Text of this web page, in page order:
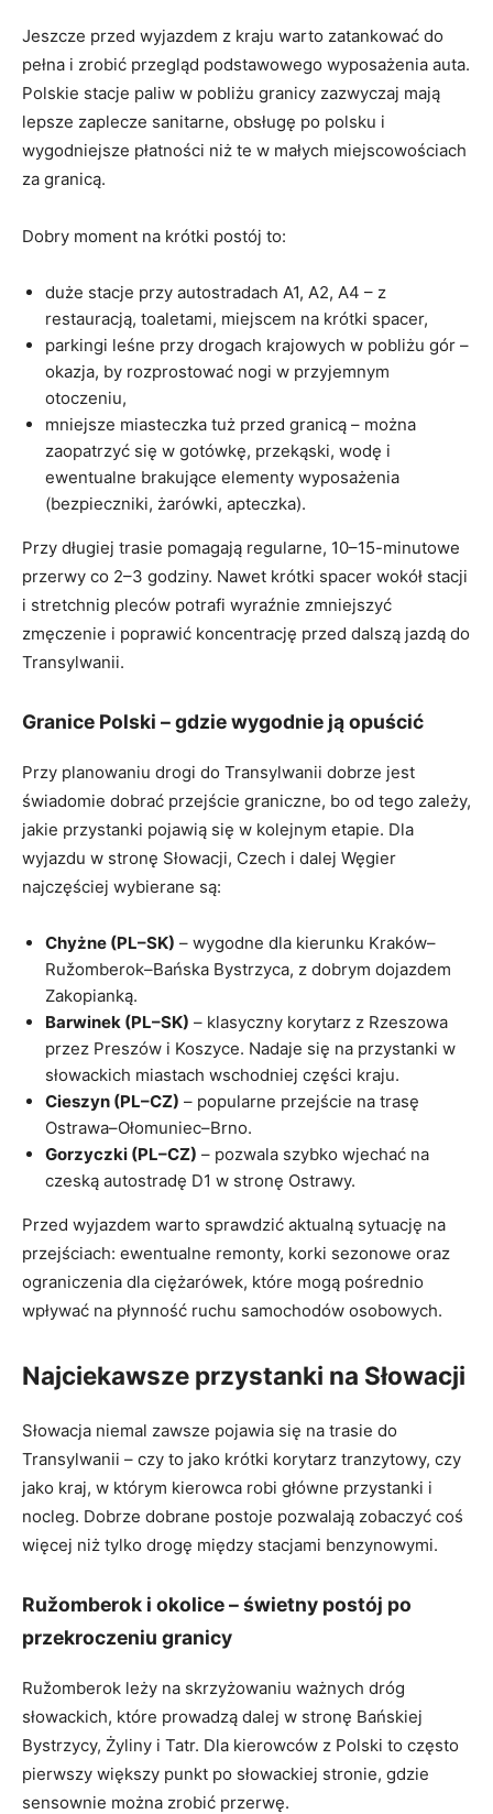
Jeszcze przed wyjazdem z kraju warto zatankować do
pełna i zrobić przegląd podstawowego wyposażenia auta.
Polskie stacje paliw w pobliżu granicy zazwyczaj mają
lepsze zaplecze sanitarne, obsługę po polsku i
wygodniejsze płatności niż te w małych miejscowościach
za granicą.
Dobry moment na krótki postój to:
duże stacje przy autostradach A1, A2, A4 – z
restauracją, toaletami, miejscem na krótki spacer,
parkingi leśne przy drogach krajowych w pobliżu gór –
okazja, by rozprostować nogi w przyjemnym
otoczeniu,
mniejsze miasteczka tuż przed granicą – można
zaopatrzyć się w gotówkę, przekąski, wodę i
ewentualne brakujące elementy wyposażenia
(bezpieczniki, żarówki, apteczka).
Przy długiej trasie pomagają regularne, 10–15-minutowe
przerwy co 2–3 godziny. Nawet krótki spacer wokół stacji
i stretchnig pleców potrafi wyraźnie zmniejszyć
zmęczenie i poprawić koncentrację przed dalszą jazdą do
Transylwanii.
Granice Polski – gdzie wygodnie ją opuścić
Przy planowaniu drogi do Transylwanii dobrze jest
świadomie dobrać przejście graniczne, bo od tego zależy,
jakie przystanki pojawią się w kolejnym etapie. Dla
wyjazdu w stronę Słowacji, Czech i dalej Węgier
najczęściej wybierane są:
Chyżne (PL–SK) – wygodne dla kierunku Kraków–
Ružomberok–Bańska Bystrzyca, z dobrym dojazdem
Zakopianką.
Barwinek (PL–SK) – klasyczny korytarz z Rzeszowa
przez Preszów i Koszyce. Nadaje się na przystanki w
słowackich miastach wschodniej części kraju.
Cieszyn (PL–CZ) – popularne przejście na trasę
Ostrawa–Ołomuniec–Brno.
Gorzyczki (PL–CZ) – pozwala szybko wjechać na
czeską autostradę D1 w stronę Ostrawy.
Przed wyjazdem warto sprawdzić aktualną sytuację na
przejściach: ewentualne remonty, korki sezonowe oraz
ograniczenia dla ciężarówek, które mogą pośrednio
wpływać na płynność ruchu samochodów osobowych.
Najciekawsze przystanki na Słowacji
Słowacja niemal zawsze pojawia się na trasie do
Transylwanii – czy to jako krótki korytarz tranzytowy, czy
jako kraj, w którym kierowca robi główne przystanki i
nocleg. Dobrze dobrane postoje pozwalają zobaczyć coś
więcej niż tylko drogę między stacjami benzynowymi.
Ružomberok i okolice – świetny postój po
przekroczeniu granicy
Ružomberok leży na skrzyżowaniu ważnych dróg
słowackich, które prowadzą dalej w stronę Bańskiej
Bystrzycy, Żyliny i Tatr. Dla kierowców z Polski to często
pierwszy większy punkt po słowackiej stronie, gdzie
sensownie można zrobić przerwę.